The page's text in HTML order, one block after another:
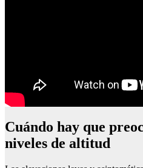
Cuándo hay que
niveles de altitud